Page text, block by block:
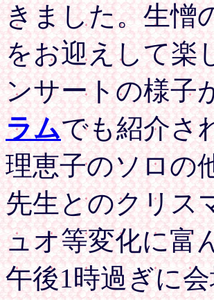
きました。生憎
をお迎えして楽
ンサートの様子
ラムでも紹介さ
理恵子のソロの
先生とのクリス
ュオ等変化に富
午後1時過ぎに